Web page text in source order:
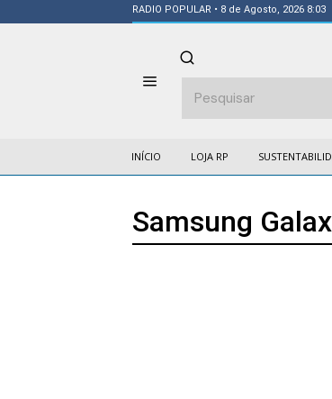
RADIO POPULAR • 8 de Agosto, 2026 8:03
INÍCIO LOJA RP
Samsung